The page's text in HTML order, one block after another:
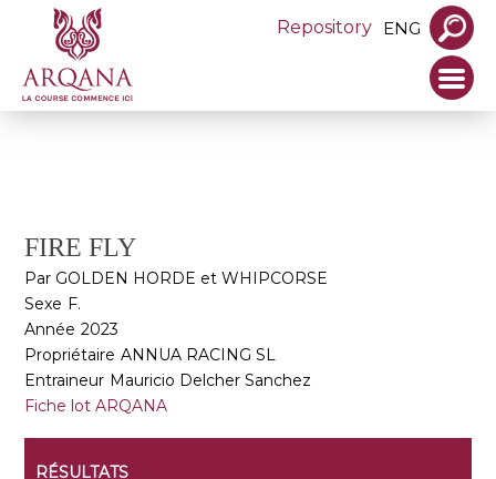
Repository ENG
FIRE FLY
Par GOLDEN HORDE et WHIPCORSE
Sexe F.
Année 2023
Propriétaire ANNUA RACING SL
Entraineur Mauricio Delcher Sanchez
Fiche lot ARQANA
RÉSULTATS